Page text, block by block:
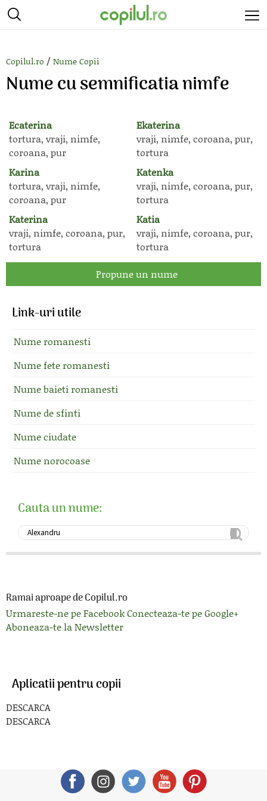
Copilul.ro / Nume Copii
Nume cu semnificatia nimfe
Ecaterina
tortura, vraji, nimfe,
coroana, pur
Ekaterina
vraji, nimfe, coroana, pur,
tortura
Karina
tortura, vraji, nimfe,
coroana, pur
Katenka
vraji, nimfe, coroana, pur,
tortura
Katerina
vraji, nimfe, coroana, pur,
tortura
Katia
vraji, nimfe, coroana, pur,
tortura
Propune un nume
Link-uri utile
Nume romanesti
Nume fete romanesti
Nume baieti romanesti
Nume de sfinti
Nume ciudate
Nume norocoase
Cauta un nume:
Ramai aproape de Copilul.ro
Urmareste-ne pe FacebookConecteaza-te pe Google+
Aboneaza-te la Newsletter
Aplicatii pentru copii
DESCARCA
DESCARCA